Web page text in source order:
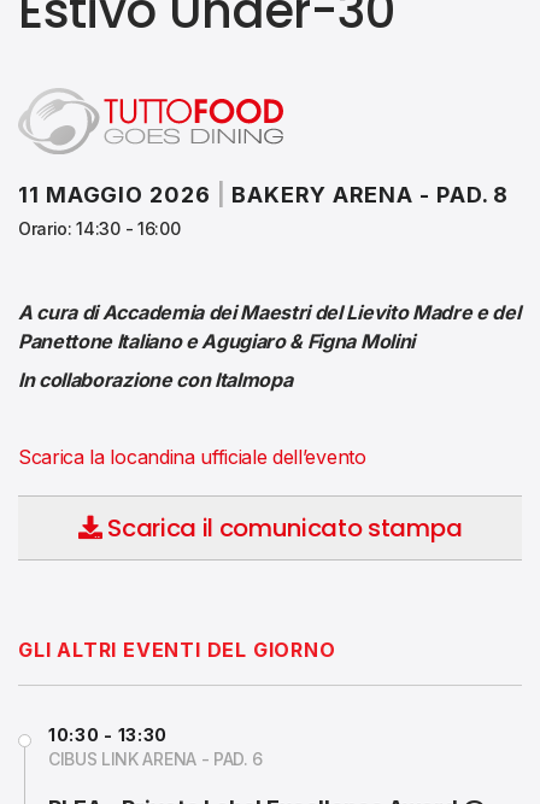
11 MAGGIO 2026 BAKERY ARENA - PAD. 8
Orario: 14:30 - 16:00
A cura di Accademia dei Maestri del Lievito Madre e del
Panettone Italiano e Agugiaro & Figna Molini
In collaborazione con Italmopa
Scarica la locandina ufficiale dell’evento
Scarica il comunicato stampa
GLI ALTRI EVENTI DEL GIORNO
10:30 - 13:30
CIBUS LINK ARENA - PAD. 6